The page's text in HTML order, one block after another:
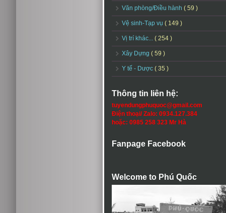
Văn phòng/Điều hành ( 59 )
Vệ sinh-Tạp vụ ( 149 )
Vị trí khác... ( 254 )
Xây Dựng ( 59 )
Y tế - Dược ( 35 )
Thông tin liên hệ:
tuyendungphuquoc@gmail.com
Điện thoại/ Zalo: 0934.127.384
hoặc: 0985 258 323 Mr Hà
Fanpage Facebook
Welcome to Phú Quốc